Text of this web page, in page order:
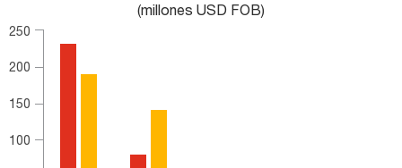
The chart has 1 X axis displaying categories.
The chart has 1 Y axis displaying values. Range: 0 to 250.
(millones USD FOB)
100
150
200
250